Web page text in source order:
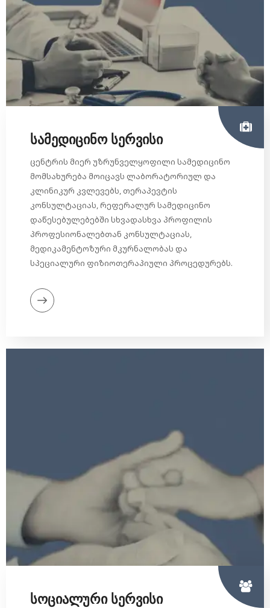
სამედიცინო სერვისი
ცენტრის მიერ უზრუნველყოფილი სამედიცინო
მომსახურება მოიცავს ლაბორატორიულ და
კლინიკურ კვლევებს, თერაპევტის
კონსულტაციას, რეფერალურ სამედიცინო
დაწესებულებებში სხვადასხვა პროფილის
პროფესიონალებთან კონსულტაციას,
მედიკამენტოზური მკურნალობას და
სპეციალური ფიზიოთერაპიული პროცედურებს.
სოციალური სერვისი